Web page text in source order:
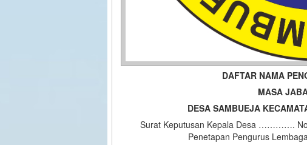
DAFTAR NAMA
MASA
DESA SAMBUEJA
Surat Keputusan Kepala Desa ………….
Penetapan Pengurus